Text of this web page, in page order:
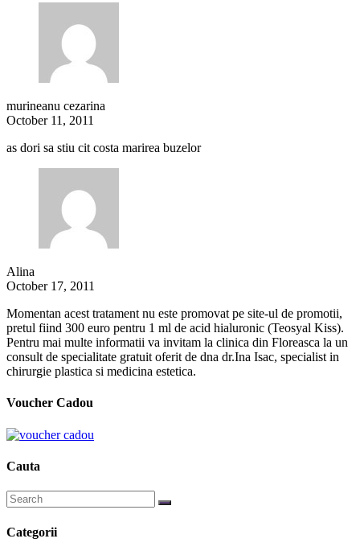
murineanu cezarina
October 11, 2011
as dori sa stiu cit costa marirea buzelor
Alina
October 17, 2011
Momentan acest tratament nu este promovat pe site-ul de promotii,
pretul fiind 300 euro pentru 1 ml de acid hialuronic (Teosyal Kiss).
Pentru mai multe informatii va invitam la clinica din Floreasca la un
consult de specialitate gratuit oferit de dna dr.Ina Isac, specialist in
chirurgie plastica si medicina estetica.
Voucher Cadou
Cauta
Categorii